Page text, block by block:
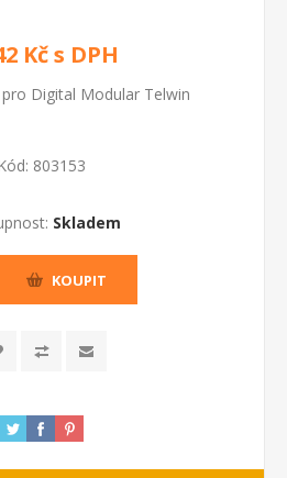
Kč s DPH
Digital Modular Telwin
803153
Skladem
KOUPIT